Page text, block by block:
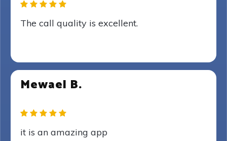
The call quality is excellent.
Mewael B.
it is an amazing app